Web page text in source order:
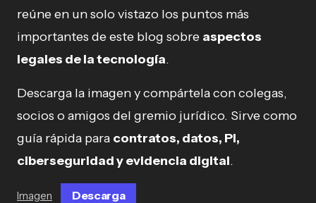
reúne en un solo vistazo los puntos más
importantes de este blog sobre aspectos
legales de la tecnología.
Descarga la imagen y compártela con colegas,
socios o amigos del gremio jurídico. Sirve como
guía rápida para contratos, datos, PI,
ciberseguridad y evidencia digital.
Imagen Descarga